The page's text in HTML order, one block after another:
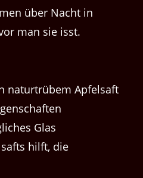
über Nacht in
man sie isst.
naturtrübem Apfelsaft
Glas
hilft, die